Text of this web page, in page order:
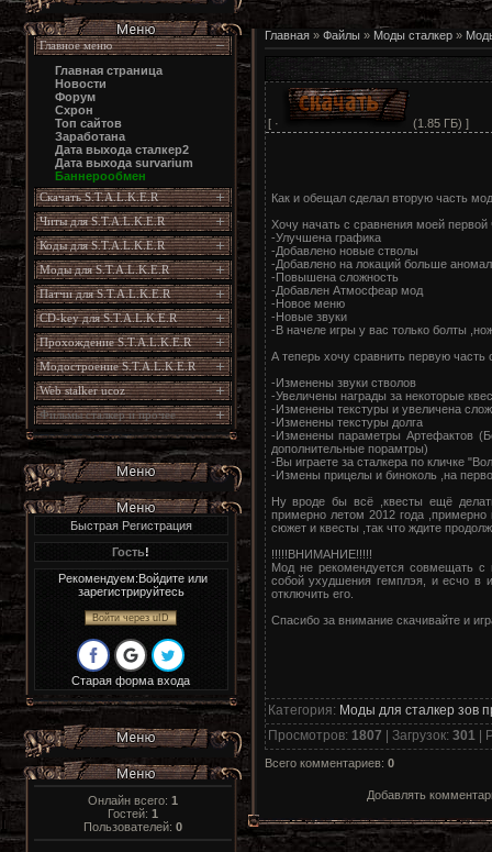
Главное меню
Главная страница
Новости
Форум
Схрон
Топ сайтов
Заработана
Дата выхода сталкер2
Дата выхода survarium
Баннерообмен
Скачать S.T.A.L.K.E.R
Читы для S.T.A.L.K.E.R
Коды для S.T.A.L.K.E.R
Моды для S.T.A.L.K.E.R
Патчи для S.T.A.L.K.E.R
CD-key для S.T.A.L.K.E.R
Прохождение S.T.A.L.K.E.R
Модостроение S.T.A.L.K.E.R
Web stalker ucoz
Фильмы сталкер и прочее
Быстрая Регистрация
Гость!
Рекомендуем:Войдите или
зарегистрируйтесь
Войти через uID
Старая форма входа
Онлайн всего: 1
Гостей: 1
Пользователей: 0
Главная» Файлы» Моды сталкер»
[ · (1.85 ГБ) ]
Как и обещал сделал вторую часть
Хочу начать с сравнения моей
-Улучшена графика
-Добавлено новые стволы
-Добавлено на локаций больше
-Повышена сложность
-Добавлен Атмосфеар мод
-Новое меню
-Новые звуки
-В начеле игры у вас только болты
А теперь хочу сравнить первую часть
-Изменены звуки стволов
-Увеличены награды за некоторые
-Изменены текстуры и увеличена
-Изменены текстуры долга
-Изменены параметры Артефактов
дополнительные порамтры)
-Вы играете за сталкера по кличке
-Измены прицелы и биноколь ,на
Ну вроде бы всё ,квесты ещё
примерно летом 2012 года
сюжет и квесты ,так что ждите
!!!!!ВНИМАНИЕ!!!!!
Мод не рекомендуется совмещать с
собой ухудшения гемплэя, и есчо в
отключить его.
Спасибо за внимание скачивайте и
Категория: Моды для сталкер зов
Просмотров: 1807 | Загрузок: 301 |
Всего комментариев: 0
Добавлять